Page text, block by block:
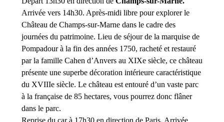
Arrivée vers 14h30. Après-midi libre pour explorer le
Château de Champs-sur-Marne dans le cadre des
journées du patrimoine. Lieu de séjour de la marquise de
Pompadour à la fin des années 1750, racheté et restauré
par la famille Cahen d’Anvers au XIXe siècle, ce château
présente une superbe décoration intérieure caractéristique
du XVIIIe siècle. Le château est entouré d’un vaste parc
à la française de 85 hectares, vous pourrez donc flâner
dans le parc.
Reprise du car à 17h30 en direction de Paris. Arrivée